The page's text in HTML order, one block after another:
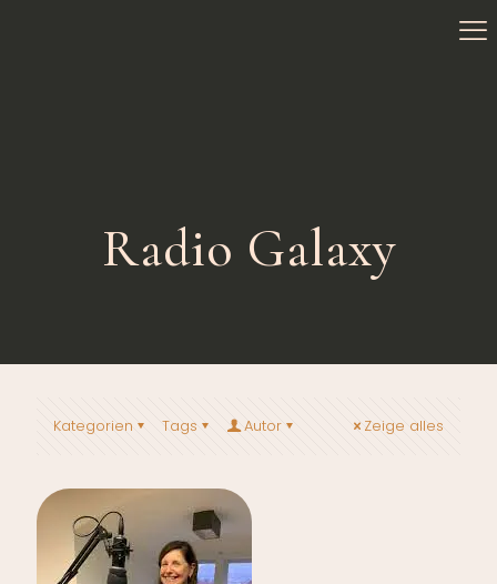
Radio Galaxy
Kategorien Tags Autor Zeige alles